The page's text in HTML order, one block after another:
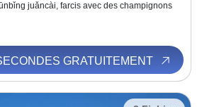
juǎncài, farcis avec des champignons
GRATUITEMENT